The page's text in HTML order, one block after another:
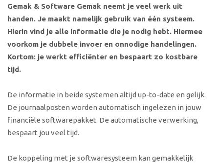
Gemak & Software Gemak neemt je veel werk uit
handen. Je maakt namelijk gebruik van één systeem.
Hierin vind je alle informatie die je nodig hebt. Hiermee
voorkom je dubbele invoer en onnodige handelingen.
Kortom: je werkt efficiënter en bespaart zo kostbare
tijd.
De informatie in beide systemen altijd up-to-date en gelijk.
De journaalposten worden automatisch ingelezen in jouw
financiële softwarepakket. De automatische verwerking,
bespaart jou veel tijd.
De koppeling met je softwaresysteem kan gemakkelijk